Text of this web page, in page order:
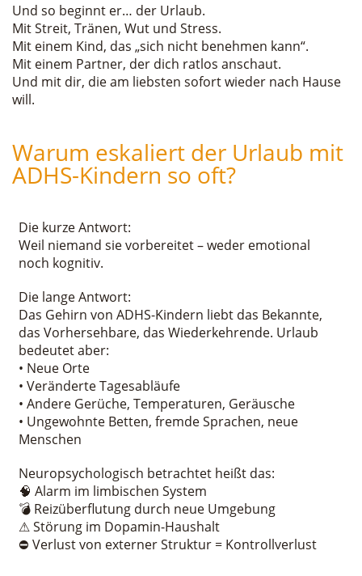
Und so beginnt er… der Urlaub.
Mit Streit, Tränen, Wut und Stress.
Mit einem Kind, das „sich nicht benehmen kann“.
Mit einem Partner, der dich ratlos anschaut.
Und mit dir, die am liebsten sofort wieder nach Hause
will.
Warum eskaliert der Urlaub mit
ADHS-Kindern so oft?
Die kurze Antwort:
Weil niemand sie vorbereitet – weder emotional
noch kognitiv.
Die lange Antwort:
Das Gehirn von ADHS-Kindern liebt das Bekannte,
das Vorhersehbare, das Wiederkehrende. Urlaub
bedeutet aber:
• Neue Orte
• Veränderte Tagesabläufe
• Andere Gerüche, Temperaturen, Geräusche
• Ungewohnte Betten, fremde Sprachen, neue
Menschen
Neuropsychologisch betrachtet heißt das:
🧠 Alarm im limbischen System
💣 Reizüberflutung durch neue Umgebung
⚠ Störung im Dopamin-Haushalt
⛔ Verlust von externer Struktur = Kontrollverlust